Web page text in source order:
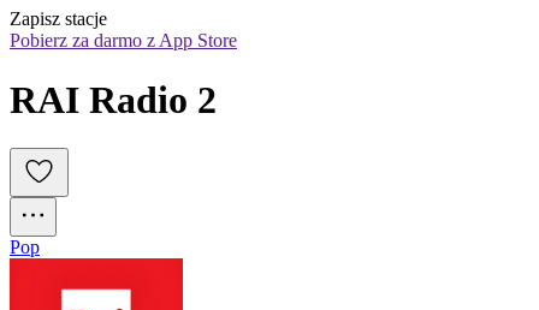
Zapisz stacje
Pobierz za darmo z App Store
RAI Radio 2
Pop